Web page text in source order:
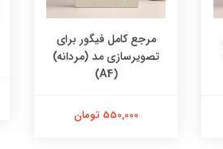
مرجع کامل فیگور برای
تصویرسازی مد (مردانه)
(A4)
550,000 تومان